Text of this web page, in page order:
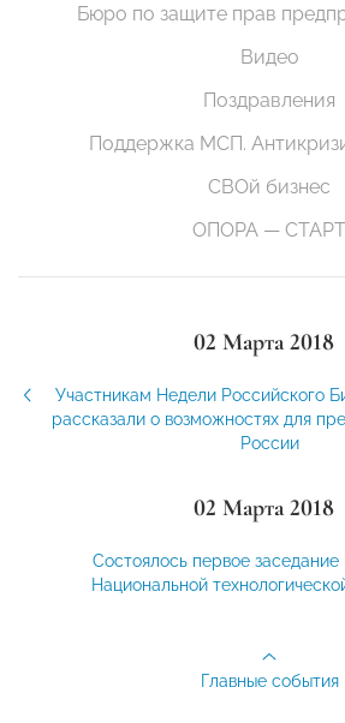
Бюро по защите прав
Видео
Поздравления
Поддержка МСП.
СВОй бизнес
ОПОРА — СТАРТ
02 Марта 2018
Участникам Недели Российского
рассказали о возможностях для
России
02 Марта 2018
Состоялось первое
Национальной
Главные события